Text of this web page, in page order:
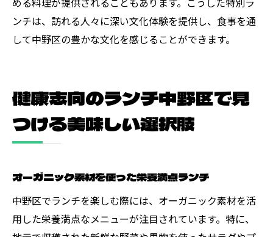
ンチは、訪れる人々に深い文化体験を提供し、食事を通
して中野区の豊かな文化を感じることができます。
健康志向のランチ中野区で見
つける美味しい選択肢
オーガニック素材を使った栄養満点ランチ
中野区でランチを楽しむ際には、オーガニック素材を活
用した栄養満点なメニューが注目されています。特に、